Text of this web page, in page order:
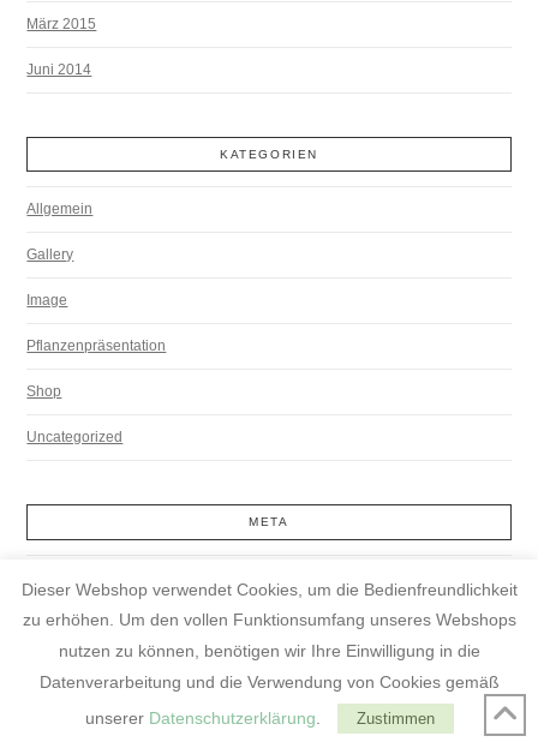
März 2015
Juni 2014
KATEGORIEN
Allgemein
Gallery
Image
Pflanzenpräsentation
Shop
Uncategorized
META
Eintrags-Feed
WordPress.org
Dieser Webshop verwendet Cookies, um die Bedienfreundlichkeit
zu erhöhen. Um den vollen Funktionsumfang unseres Webshops
nutzen zu können, benötigen wir Ihre Einwilligung in die
Datenverarbeitung und die Verwendung von Cookies gemäß
unserer Datenschutzerklärung Zustimmen